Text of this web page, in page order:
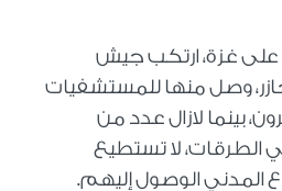
للعدوان على غزة، ارتكب جيش
الإسرائيلي، 3 مجازر، وصل منها للمستشفيات
وأصيب 241 آخرون، بينما لازال عدد من
الطرقات، لا تستطيع
المدني الوصول إليهم.